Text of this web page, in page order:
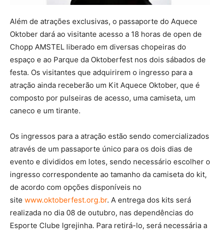
Além de atrações exclusivas, o passaporte do Aquece
Oktober dará ao visitante acesso a 18 horas de open de
Chopp AMSTEL liberado em diversas chopeiras do
espaço e ao Parque da Oktoberfest nos dois sábados de
festa. Os visitantes que adquirirem o ingresso para a
atração ainda receberão um Kit Aquece Oktober, que é
composto por pulseiras de acesso, uma camiseta, um
caneco e um tirante.
Os ingressos para a atração estão sendo comercializados
através de um passaporte único para os dois dias de
evento e divididos em lotes, sendo necessário escolher o
ingresso correspondente ao tamanho da camiseta do kit,
de acordo com opções disponíveis no
site www.oktoberfest.org.br. A entrega dos kits será
realizada no dia 08 de outubro, nas dependências do
Esporte Clube Igrejinha. Para retirá-lo, será necessária a